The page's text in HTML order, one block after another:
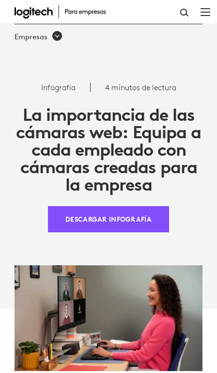
POR
QUÉ
WEBCAMS:
EQUIPE
EMPLEADOS
CÁMARAS
EMPRESA
Empresas
Infografía 4 minutos de lectura
La importancia de las
cámaras web: Equipa a
cada empleado con
cámaras creadas para
la empresa
DESCARGAR INFOGRAFÍA